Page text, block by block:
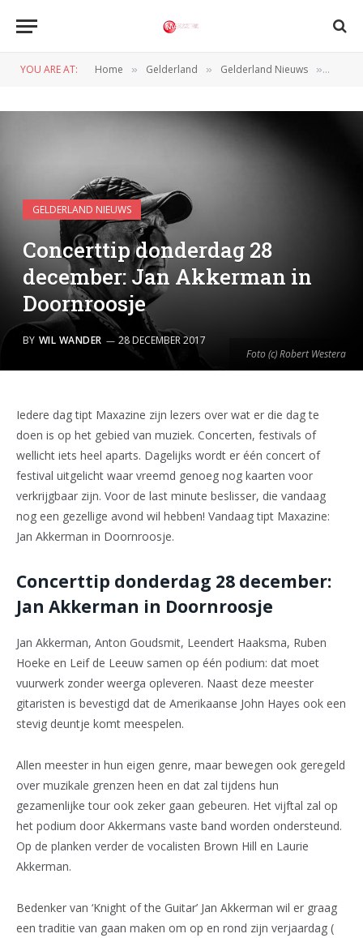
YOU ARE AT: Home » Gelderland » Gelderland Nieuws »
Foto (c) Robert Westera
GELDERLAND NIEUWS
Concerttip donderdag 28
december: Jan Akkerman in
Doornroosje
BY WIL WANDER 28 DECEMBER 2017
Iedere dag tipt Maxazine zijn lezers over wat er die dag te
doen is op het gebied van muziek. Concerten, festivals of
wellicht iets heel aparts. Dagelijks wordt er één concert of
festival uitgelicht waar vreemd genoeg nog kaarten voor
verkrijgbaar zijn. Voor de last minute beslisser, die vandaag
nog een gezellige avond wil hebben! Vandaag tipt Maxazine:
Jan Akkerman in Doornroosje.
Concerttip donderdag 28 december:
Jan Akkerman in Doornroosje
Jan Akkerman, Anton Goudsmit, Leendert Haaksma, Ruben
Hoeke en Leif de Leeuw samen op één podium: dat moet
vuurwerk zonder weerga opleveren. Naast deze meester
gitaristen is bevestigd dat de Amerikaanse John Hayes ook een
stevig deuntje komt meespelen.
Allen meester in hun eigen genre, maar bewegen ook geregeld
over muzikale grenzen heen en dat zal tijdens hun
gezamenlijke tour ook zeker gaan gebeuren. Het vijftal zal op
het podium door Akkermans vaste band worden ondersteund.
Op de planken verder de vocalisten Brown Hill en Laurie
Akkerman.
Bedenker van ‘Knight of the Guitar’ Jan Akkerman wil er graag
een traditie van gaan maken om op en rond zijn verjaardag (